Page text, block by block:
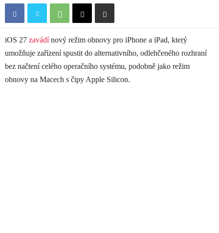
iOS 27 zavádí nový režim obnovy pro iPhone a iPad, který
umožňuje zařízení spustit do alternativního, odlehčeného rozhraní
bez načtení celého operačního systému, podobně jako režim
obnovy na Macech s čipy Apple Silicon.